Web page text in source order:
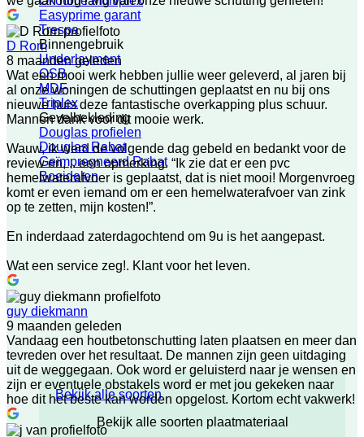
Easyprime garant
Trespa
Binnengebruik
Underlayment
OSB
MDF
Triplex
Gevelbekleding
Douglas profielen
Douglas Rabat
Geïmpregneerd Rabat
Boeidelen
Bekijk alle soorten
Bekijk alle soorten plaatmateriaal
D Rom
8 maanden geleden
Wat een mooi werk hebben jullie weer geleverd, al jaren bij
al onze woningen de schuttingen geplaatst en nu bij ons
nieuwe huis deze fantastische overkapping plus schuur.
Mannen dank voor dit mooie werk.
Wauw, ik werd de volgende dag gebeld en bedankt voor de
review en, .. een opmerking. “Ik zie dat er een pvc
hemelwaterafvoer is geplaatst, dat is niet mooi! Morgenvroeg
komt er even iemand om er een hemelwaterafvoer van zink
op te zetten, mijn kosten!”.
En inderdaad zaterdagochtend om 9u is het aangepast.
Wat een service zeg!. Klant voor het leven.
guy diekmann
9 maanden geleden
Vandaag een houtbetonschutting laten plaatsen en meer dan
tevreden over het resultaat. De mannen zijn geen uitdaging
uit de weggegaan. Ook word er geluisterd naar je wensen en
zijn er eventuele obstakels word er met jou gekeken naar
hoe dit het beste kan worden opgelost. Kortom echt vakwerk!